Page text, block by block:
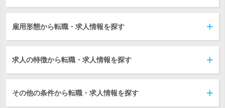
雇用形態から転職・求人情報を探す
求人の特徴から転職・求人情報を探す
その他の条件から転職・求人情報を探す